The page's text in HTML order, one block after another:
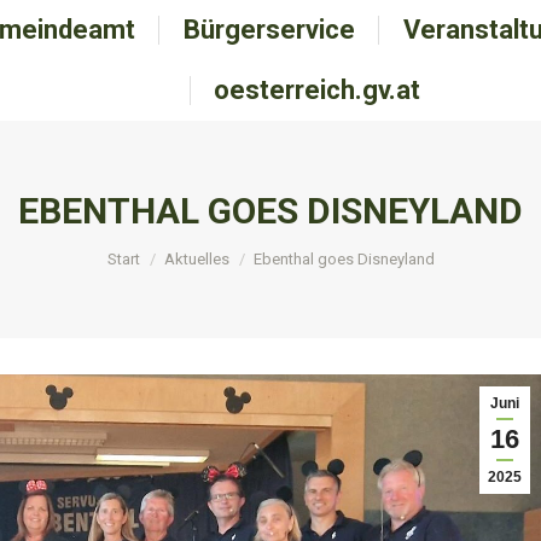
Bürgerservice
oesterreich.gv.at
EBENTHAL GOES DISNEYLAND
Sie befinden sich hier:
Start Aktuelles Ebenthal goes Disneyland
Juni
16
2025
Bürgerservice
oesterreich.gv.at